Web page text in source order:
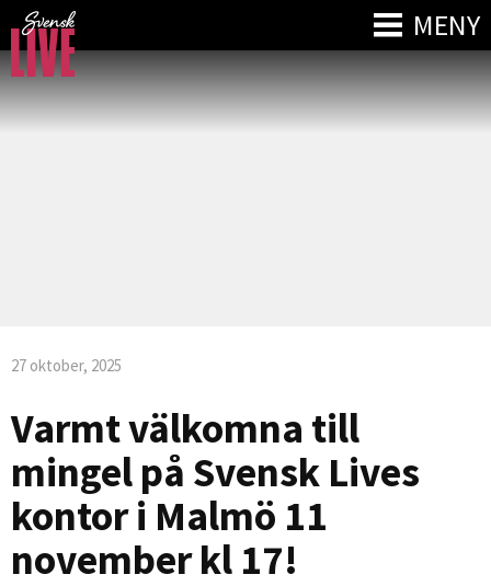
MENY
27 oktober, 2025
Varmt välkomna till
mingel på Svensk Lives
kontor i Malmö 11
november kl 17!